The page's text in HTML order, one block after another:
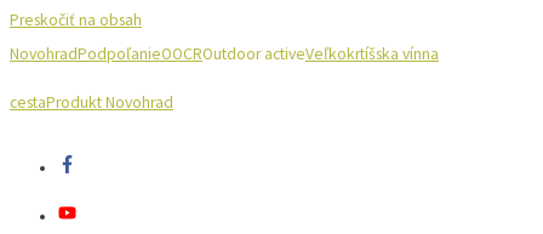
Preskočiť na obsah
NovohradPodpoľanieOOCROutdoor activeVeľkokrtíšska vínna
cestaProdukt Novohrad